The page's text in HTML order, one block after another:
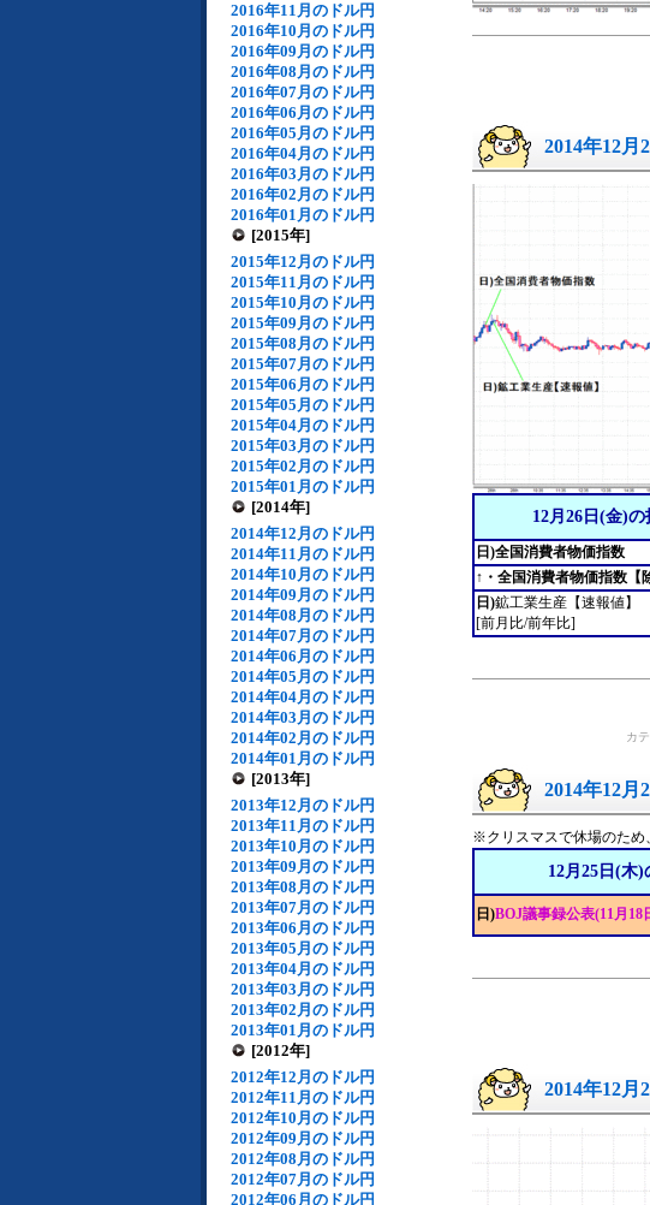
2016年11月のドル円
2016年10月のドル円
2016年09月のドル円
2016年08月のドル円
2016年07月のドル円
2016年06月のドル円
2016年05月のドル円
2016年04月のドル円
2016年03月のドル円
2016年02月のドル円
2016年01月のドル円
[2015年]
2015年12月のドル円
2015年11月のドル円
2015年10月のドル円
2015年09月のドル円
2015年08月のドル円
2015年07月のドル円
2015年06月のドル円
2015年05月のドル円
2015年04月のドル円
2015年03月のドル円
2015年02月のドル円
2015年01月のドル円
[2014年]
2014年12月のドル円
2014年11月のドル円
2014年10月のドル円
2014年09月のドル円
2014年08月のドル円
2014年07月のドル円
2014年06月のドル円
2014年05月のドル円
2014年04月のドル円
2014年03月のドル円
2014年02月のドル円
2014年01月のドル円
[2013年]
2013年12月のドル円
2013年11月のドル円
2013年10月のドル円
2013年09月のドル円
2013年08月のドル円
2013年07月のドル円
2013年06月のドル円
2013年05月のドル円
2013年04月のドル円
2013年03月のドル円
2013年02月のドル円
2013年01月のドル円
[2012年]
2012年12月のドル円
2012年11月のドル円
2012年10月のドル円
2012年09月のドル円
2012年08月のドル円
2012年07月のドル円
2012年06月のドル円
2014年12月
12月26日(金)
日)全国消費者物価指数
↑・全国消費者物価指数【
日)鉱工業生産【速報値】
[前月比/前年比]
カ
2014年12月
※クリスマスで休場のため
12月25日(木
日)BOJ議事録公表(11月18
2014年12月